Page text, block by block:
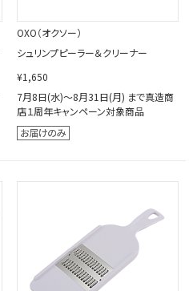
OXO（オクソー）
シュリンプピーラー＆クリーナー
¥1,650
7月8日(水)～8月31日(月) まで真造商
店１周年キャンペーン対象商品